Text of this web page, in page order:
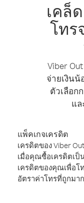
เคล็
โทร
Viber
จ่ายเงินน้
ตัวเลือก
แล
แพ็คเกจเครดิต
เครดิตของ Viber
เมื่อคุณซื้อเครดิตเป็
เครดิตของคุณเพื่อโ
อัตราค่าโทรที่ถูกมา